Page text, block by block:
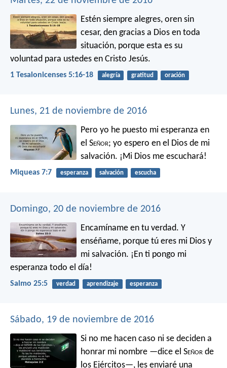
Estén siempre alegres, oren sin
cesar, den gracias a Dios en toda
situación, porque esta es su
voluntad para ustedes en Cristo Jesús.
1 Tesalonicenses 5:16-18 alegría gratitud oración
Lunes, 21 de noviembre de 2016
Pero yo he puesto mi esperanza en
el Señor; yo espero en el Dios de mi
salvación. ¡Mi Dios me escuchará!
Miqueas 7:7 esperanza salvación escucha
Domingo, 20 de noviembre de 2016
Encamíname en tu verdad. Y
enséñame, porque tú eres mi Dios y
mi salvación. ¡En ti pongo mi
esperanza todo el día!
Salmo 25:5 verdad aprendizaje esperanza
Sábado, 19 de noviembre de 2016
Si no me hacen caso ni se deciden a
honrar mi nombre —dice el Señor de
los Ejércitos—, les enviaré una